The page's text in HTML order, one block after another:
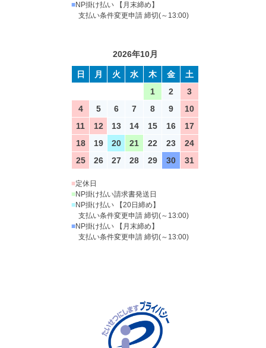
■NP掛け払い 【月末締め】
支払い条件変更申請 締切(～13:00)
2026年10月
日 月 火 水 木 金
土
1
2
3
4
5 6 7 8 9
10
11
12 13 14 15 16
17
18
19 20 21 22 23
24
25
26 27 28 29 30 31
■定休日
■NP掛け払い請求書発送日
■NP掛け払い 【20日締め】
支払い条件変更申請 締切(～13:00)
■NP掛け払い 【月末締め】
支払い条件変更申請 締切(～13:00)